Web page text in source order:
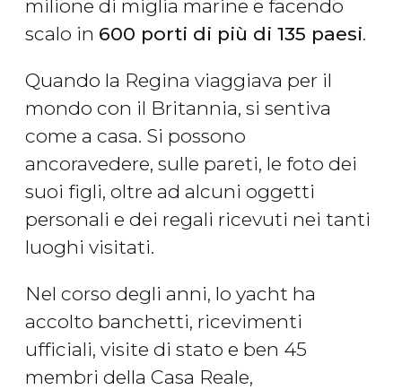
milione di miglia marine e facendo
scalo in 600 porti di più di 135 paesi.
Quando la Regina viaggiava per il
mondo con il Britannia, si sentiva
come a casa. Si possono
ancoravedere, sulle pareti, le foto dei
suoi figli, oltre ad alcuni oggetti
personali e dei regali ricevuti nei tanti
luoghi visitati.
Nel corso degli anni, lo yacht ha
accolto banchetti, ricevimenti
ufficiali, visite di stato e ben 45
membri della Casa Reale,